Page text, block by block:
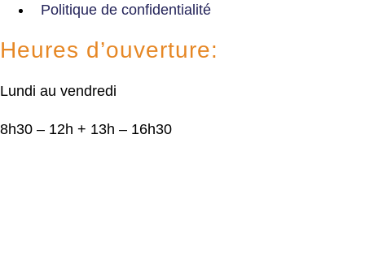
Politique de confidentialité
Heures d’ouverture:
Lundi au vendredi
8h30 – 12h + 13h – 16h30